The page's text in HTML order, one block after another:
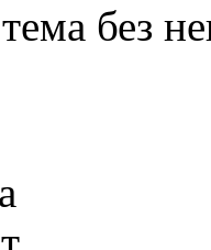
без